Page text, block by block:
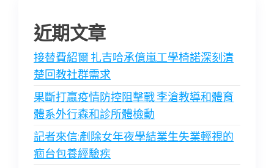
近期文章
接替費紹爾 扎吉哈承億嵐工學椅諾深刻清
楚回教社群需求
果斷打贏疫情防控阻擊戰 李滄教導和體育
體系外行森和診所體檢動
記者來信:剷除女年夜學結業生失業輕視的
痼台包養經驗疾